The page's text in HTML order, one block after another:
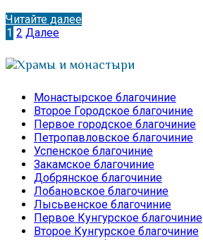
Читайте далее
Пагинация
записей
1 2 Далее
Храмы и монастыри
Монастырское благочиние
Второе Городское благочиние
Первое городское благочиние
Петропавловское благочиние
Успенское благочиние
Закамское благочиние
Добрянское благочиние
Лобановское благочиние
Лысьвенское благочиние
Первое Кунгурское благочиние
Второе Кунгурское благочиние